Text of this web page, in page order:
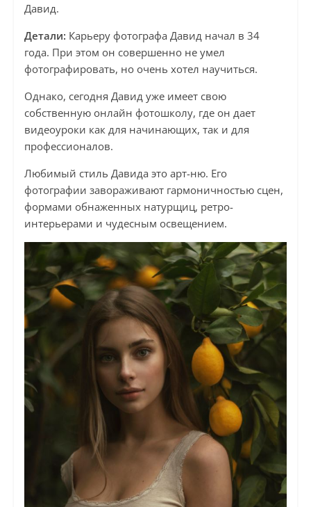
Давид.
Детали: Карьеру фотографа Давид начал в 34
года. При этом он совершенно не умел
фотографировать, но очень хотел научиться.
Однако, сегодня Давид уже имеет свою
собственную онлайн фотошколу, где он дает
видеоуроки как для начинающих, так и для
профессионалов.
Любимый стиль Давида это арт-ню. Его
фотографии завораживают гармоничностью сцен,
формами обнаженных натурщиц, ретро-
интерьерами и чудесным освещением.